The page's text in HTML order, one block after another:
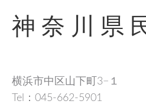
神奈川県
横浜市中区山下町3−１
Tel：045-662-5901